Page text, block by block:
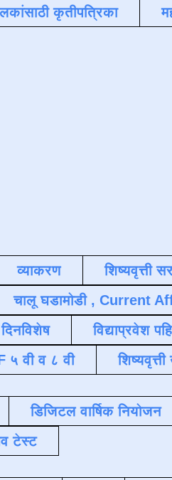
कृतीपत्रिका
व्याकरण
शिष्यवृत्ती
चालू घडामोडी , Current
विद्याप्रवेश
५ वी व ८ वी
डिजिटल वार्षिक नियोजन
टेस्ट